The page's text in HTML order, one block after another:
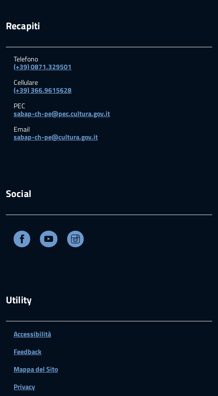
Recapiti
Telefono
(+39) 0871.329501
Cellulare
(+39) 366.9615628
PEC
sabap-ch-pe@pec.cultura.gov.it
Email
sabap-ch-pe@cultura.gov.it
Social
Facebook Youtube
Utility
Accessibilità
Feedback
Mappa del Sito
Privacy